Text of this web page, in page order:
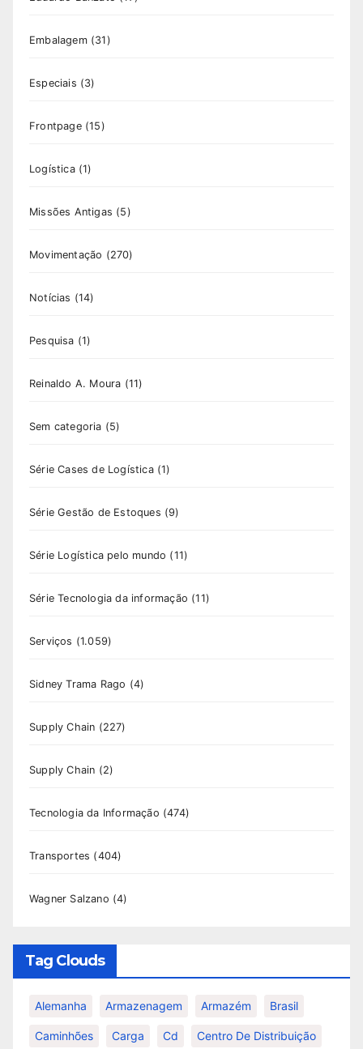
Embalagem(31)
Especiais (3)
Frontpage(15)
Logística(1)
Missões Antigas (5)
Movimentação (270)
Notícias (14)
Pesquisa (1)
Reinaldo A. Moura (11)
Sem categoria (5)
Série Cases de Logística(1)
Série Gestão de Estoques (9)
Série Logística pelo mundo (11)
Série Tecnologia da informação (11)
Serviços (1.059)
Sidney Trama Rago (4)
Supply Chain (227)
Supply Chain (2)
Tecnologia da Informação (474)
Transportes (404)
Wagner Salzano (4)
Tag Clouds
Alemanha Armazenagem Armazém Brasil
Caminhões Carga Cd Centro De Distribuição